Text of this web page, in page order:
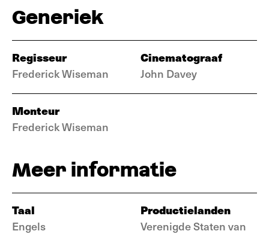
Generiek
Regisseur
Frederick Wiseman
Cinematograaf
John Davey
Monteur
Frederick Wiseman
Meer informatie
Taal
Engels
Productielanden
Verenigde Staten van